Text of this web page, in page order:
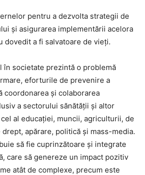
pentru a dezvolta strategii de
şi asigurarea implementării acelora
dovedit a fi salvatoare de vieţi.
în societate prezintă o problemă
eforturile de prevenire a
coordonarea și colaborarea
a sectorului sănătății și altor
al educației, muncii, agriculturii, de
apărare, politică și mass-media.
să fie cuprinzătoare și integrate
care să genereze un impact pozitiv
atât de complexe, precum este